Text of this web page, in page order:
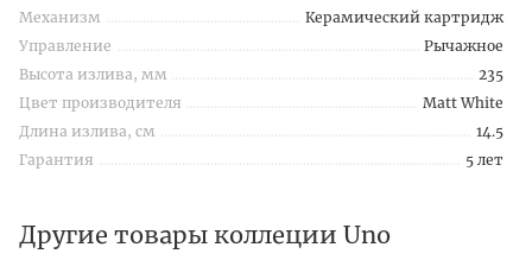
Механизм
Керамический картридж
Управление
Рычажное
Высота излива, мм
235
Цвет производителя
Matt White
Длина излива, см
14.5
Гарантия
5 лет
Другие товары коллеции Uno